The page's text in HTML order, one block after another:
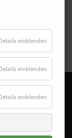
einblenden
einblenden
einblenden